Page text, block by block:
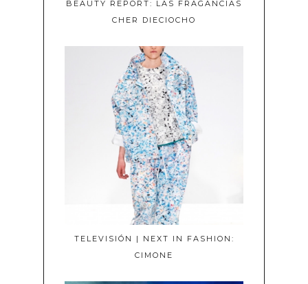
BEAUTY REPORT: LAS FRAGANCIAS
CHER DIECIOCHO
TELEVISIÓN | NEXT IN FASHION:
CIMONE